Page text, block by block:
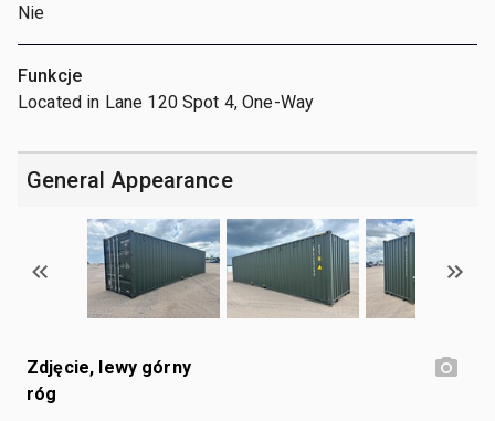
Nie
Funkcje
Located in Lane 120 Spot 4, One-Way
General Appearance
Zdjęcie, lewy górny
róg